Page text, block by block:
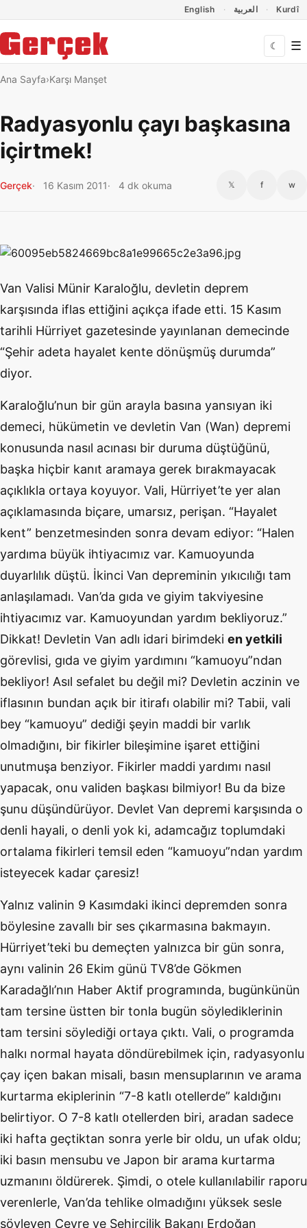
English العربية Kurdî
☾ ☰
Ana Sayfa Karşı Manşet
Radyasyonlu çayı başkasına
içirtmek!
Gerçek 16 Kasım 2011 4 dk okuma 𝕏 f w
Van Valisi Münir Karaloğlu, devletin deprem
karşısında iflas ettiğini açıkça ifade etti. 15 Kasım
tarihli Hürriyet gazetesinde yayınlanan demecinde
“Şehir adeta hayalet kente dönüşmüş durumda”
diyor.
Karaloğlu’nun bir gün arayla basına yansıyan iki
demeci, hükümetin ve devletin Van (Wan) depremi
konusunda nasıl acınası bir duruma düştüğünü,
başka hiçbir kanıt aramaya gerek bırakmayacak
açıklıkla ortaya koyuyor. Vali, Hürriyet’te yer alan
açıklamasında biçare, umarsız, perişan. “Hayalet
kent” benzetmesinden sonra devam ediyor: “Halen
yardıma büyük ihtiyacımız var. Kamuoyunda
duyarlılık düştü. İkinci Van depreminin yıkıcılığı tam
anlaşılamadı. Van’da gıda ve giyim takviyesine
ihtiyacımız var. Kamuoyundan yardım bekliyoruz.”
Dikkat! Devletin Van adlı idari birimdeki en yetkili
görevlisi, gıda ve giyim yardımını “kamuoyu”ndan
bekliyor! Asıl sefalet bu değil mi? Devletin aczinin ve
iflasının bundan açık bir itirafı olabilir mi? Tabii, vali
bey “kamuoyu” dediği şeyin maddi bir varlık
olmadığını, bir fikirler bileşimine işaret ettiğini
unutmuşa benziyor. Fikirler maddi yardımı nasıl
yapacak, onu validen başkası bilmiyor! Bu da bize
şunu düşündürüyor. Devlet Van depremi karşısında o
denli hayali, o denli yok ki, adamcağız toplumdaki
ortalama fikirleri temsil eden “kamuoyu”ndan yardım
isteyecek kadar çaresiz!
Yalnız valinin 9 Kasımdaki ikinci depremden sonra
böylesine zavallı bir ses çıkarmasına bakmayın.
Hürriyet’teki bu demeçten yalnızca bir gün sonra,
aynı valinin 26 Ekim günü TV8’de Gökmen
Karadağlı’nın Haber Aktif programında, bugünkünün
tam tersine üstten bir tonla bugün söylediklerinin
tam tersini söylediği ortaya çıktı. Vali, o programda
halkı normal hayata döndürebilmek için, radyasyonlu
çay içen bakan misali, basın mensuplarının ve arama
kurtarma ekiplerinin “7-8 katlı otellerde” kaldığını
belirtiyor. O 7-8 katlı otellerden biri, aradan sadece
iki hafta geçtiktan sonra yerle bir oldu, un ufak oldu;
iki basın mensubu ve Japon bir arama kurtarma
uzmanını öldürerek. Şimdi, o otele kullanılabilir raporu
verenlerle, Van’da tehlike olmadığını yüksek sesle
söyleyen Çevre ve Şehircilik Bakanı Erdoğan